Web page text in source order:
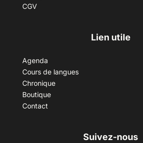
CGV
Lien utile
Agenda
Cours de langues
Chronique
Boutique
Contact
Suivez-nous